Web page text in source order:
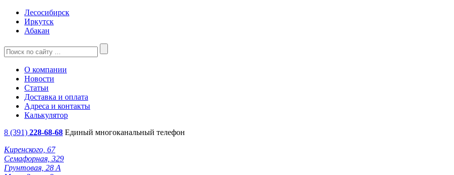
Лесосибирск
Иркутск
Абакан
О компании
Новости
Статьи
Доставка и оплата
Адреса и контакты
Калькулятор
8 (391) 228-68-68 Единый многоканальный телефон
Киренского, 67
Семафорная, 329
Грунтовая, 28 А